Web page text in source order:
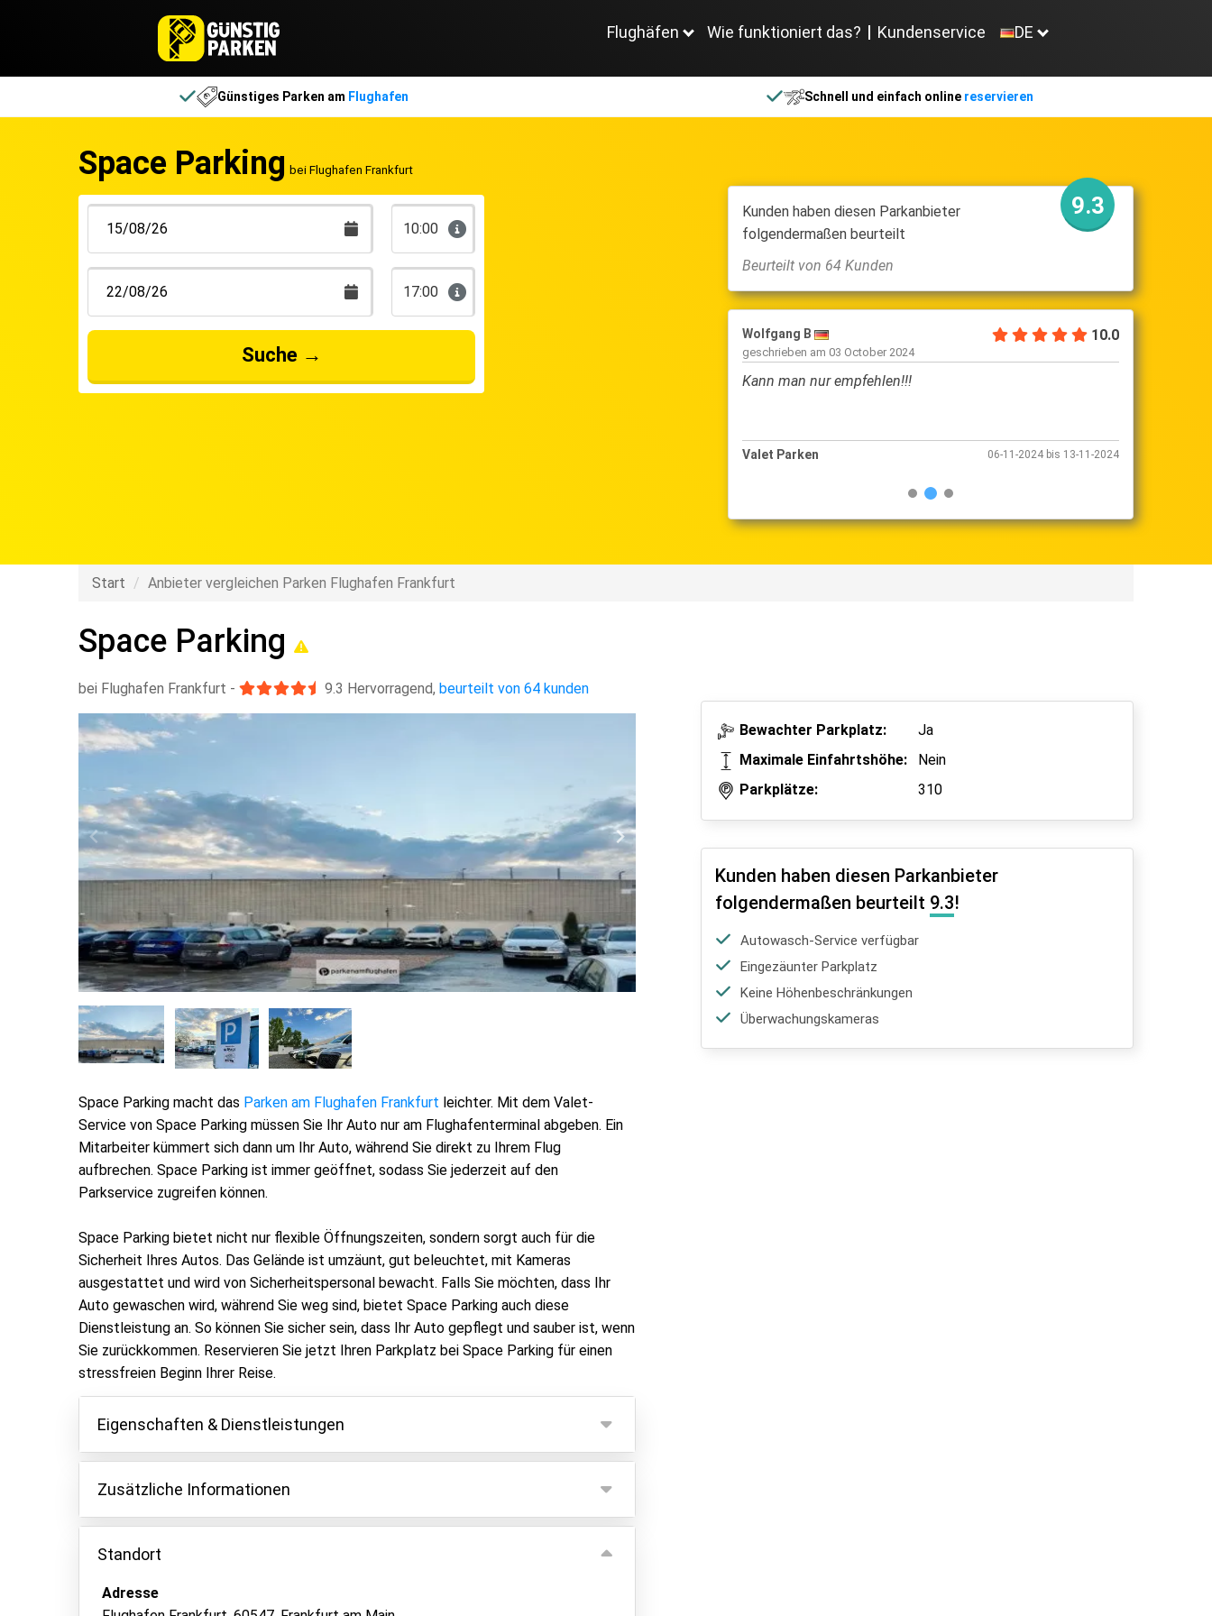
Flughäfen Wie funktioniert das? Kundenservice DE
Günstiges Parken am Flughafen Schnell und einfach online reservieren
Space Parking bei Flughafen Frankfurt
10:00
17:00
Suche→
Kunden haben diesen Parkanbieter
folgendermaßen beurteilt
9.3
Beurteilt von 64 Kunden
Rainer L
Alles reibungslos geklappt. Perfekte Übergabe. Freundliche
Wolfgang B
geschrieben am 03 October 2024
10.0
Kann man nur empfehlen!!!
Valet Parken 06-11-2024 bis 13-11-2024
Start Anbieter vergleichen Parken Flughafen Frankfurt
Space Parking
bei Flughafen Frankfurt - 9.3 Hervorragend, beurteilt von 64 kunden
Space Parking macht das Parken am Flughafen Frankfurt leichter. Mit dem Valet-
Service von Space Parking müssen Sie Ihr Auto nur am Flughafenterminal abgeben. Ein
Mitarbeiter kümmert sich dann um Ihr Auto, während Sie direkt zu Ihrem Flug
aufbrechen. Space Parking ist immer geöffnet, sodass Sie jederzeit auf den
Parkservice zugreifen können.
Space Parking bietet nicht nur flexible Öffnungszeiten, sondern sorgt auch für die
Sicherheit Ihres Autos. Das Gelände ist umzäunt, gut beleuchtet, mit Kameras
ausgestattet und wird von Sicherheitspersonal bewacht. Falls Sie möchten, dass Ihr
Auto gewaschen wird, während Sie weg sind, bietet Space Parking auch diese
Dienstleistung an. So können Sie sicher sein, dass Ihr Auto gepflegt und sauber ist, wenn
Sie zurückkommen. Reservieren Sie jetzt Ihren Parkplatz bei Space Parking für einen
stressfreien Beginn Ihrer Reise.
Eigenschaften & Dienstleistungen
Eigenschaften
Parken innen
Fahrzeugschlüssel behalten
Videoüberwachung
Autowäsche
Zusätzliche Informationen
Für die Anreise oder Abreise zwischen 23:00 Uhr und 06:00 Uhr fällt ein
Nachtzuschlag in Höhe von 50€ an.
Die Größe des Fahrzeugs sollte max. 2,00 m (Breite) x 5,00 m (Länge) betragen.
Standort
Adresse
Bewachter Parkplatz:
Ja
Maximale Einfahrtshöhe:
Nein
Parkplätze:
310
Kunden haben diesen Parkanbieter
folgendermaßen beurteilt 9.3!
Autowasch-Service verfügbar
Eingezäunter Parkplatz
Keine Höhenbeschränkungen
Überwachungskameras